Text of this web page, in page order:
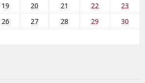
19 20 21 22
23
26 27 28 29
30